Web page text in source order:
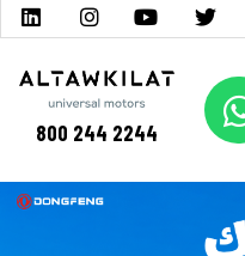
800 244 2244